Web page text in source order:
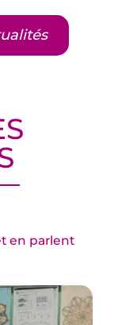
en parlent